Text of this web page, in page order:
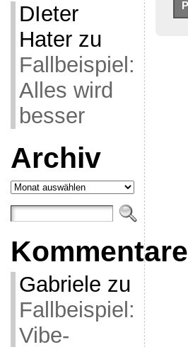
DIeter
Haterzu
Fallbeispiel:
Alles wird
besser
Archiv
Archiv
Kommentare
Gabriele zu
Fallbeispiel:
Vibe-